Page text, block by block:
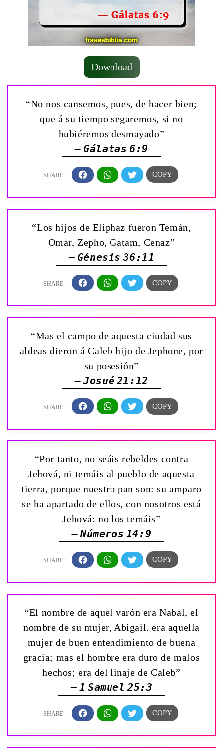
Download
“No nos cansemos, pues, de hacer bien;
que á su tiempo segaremos, si no
hubiéremos desmayado”
— Gálatas 6:9
“Los hijos de Eliphaz fueron Temán,
Omar, Zepho, Gatam, Cenaz”
— Génesis 36:11
“Mas el campo de aquesta ciudad sus
aldeas dieron á Caleb hijo de Jephone, por
su posesión”
— Josué 21:12
“Por tanto, no seáis rebeldes contra
Jehová, ni temáis al pueblo de aquesta
tierra, porque nuestro pan son: su amparo
se ha apartado de ellos, con nosotros está
Jehová: no los temáis”
— Números 14:9
“El nombre de aquel varón era Nabal, el
nombre de su mujer, Abigail. era aquella
mujer de buen entendimiento de buena
gracia; mas el hombre era duro de malos
hechos; era del linaje de Caleb”
— 1 Samuel 25:3